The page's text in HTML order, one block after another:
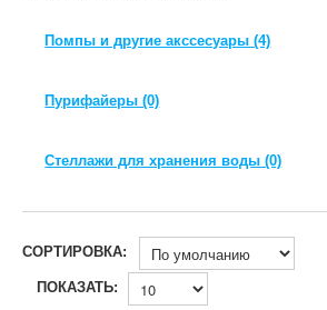
Помпы и другие акссесуары (4)
Пурифайеры (0)
Стеллажи для хранения воды (0)
СОРТИРОВКА:
ПОКАЗАТЬ: